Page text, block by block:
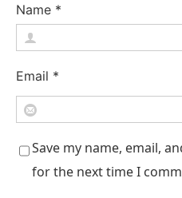
Name *
Email *
Save my name, email,
for the next time I